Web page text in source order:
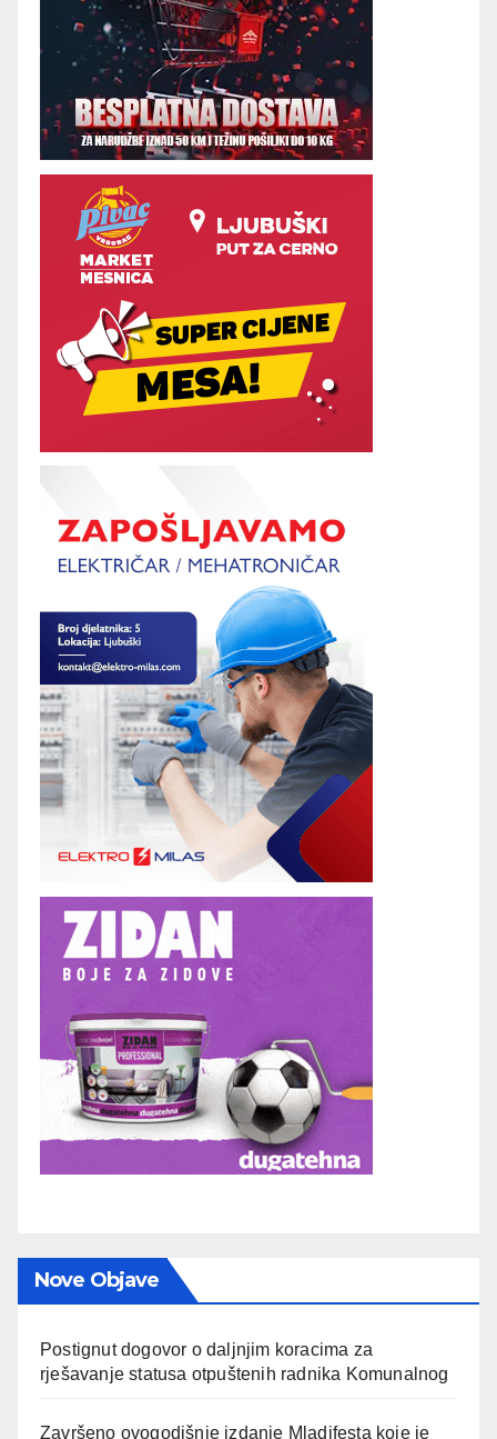
Nove Objave
Postignut dogovor o daljnjim koracima za
rješavanje statusa otpuštenih radnika Komunalnog
Završeno ovogodišnje izdanje Mladifesta koje je